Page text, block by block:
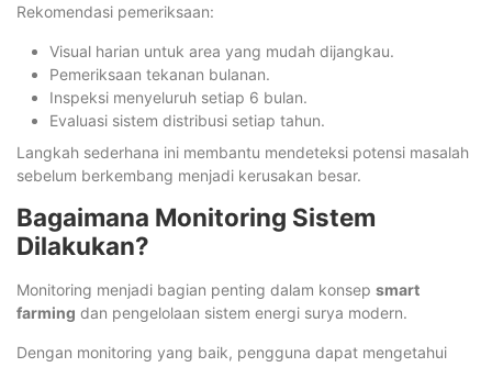
Rekomendasi pemeriksaan:
Visual harian untuk area yang mudah dijangkau.
Pemeriksaan tekanan bulanan.
Inspeksi menyeluruh setiap 6 bulan.
Evaluasi sistem distribusi setiap tahun.
Langkah sederhana ini membantu mendeteksi potensi masalah
sebelum berkembang menjadi kerusakan besar.
Bagaimana Monitoring Sistem
Dilakukan?
Monitoring menjadi bagian penting dalam konsep smart
farming dan pengelolaan sistem energi surya modern.
Dengan monitoring yang baik, pengguna dapat mengetahui